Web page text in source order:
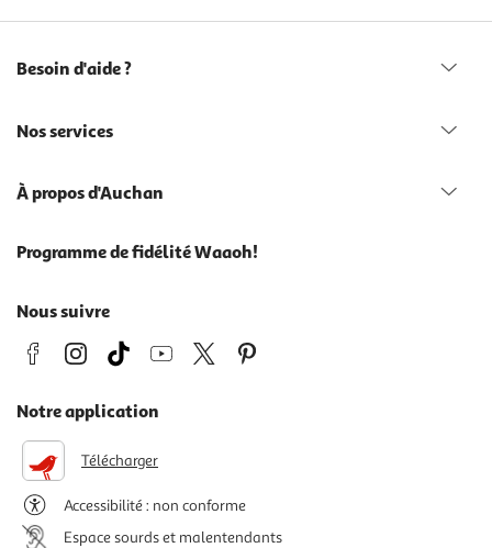
Besoin d'aide ?
Nos services
À propos d'Auchan
Programme de fidélité Waaoh!
Nous suivre
Notre application
Télécharger
Accessibilité : non conforme
Espace sourds et malentendants